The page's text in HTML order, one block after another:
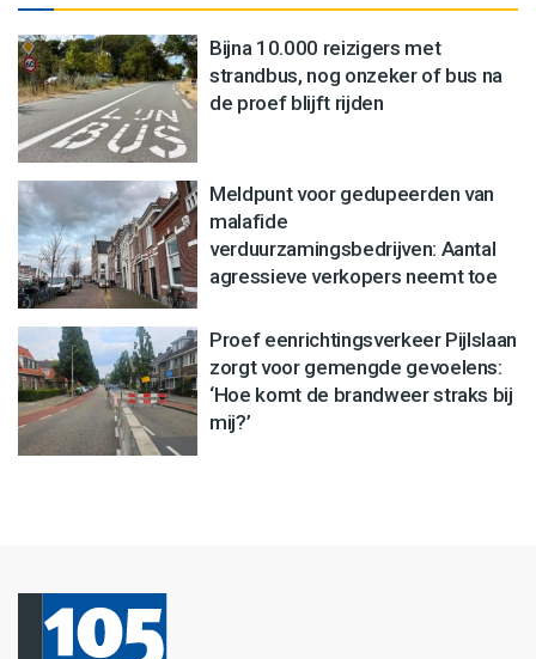
Bijna 10.000 reizigers met
strandbus, nog onzeker of bus na
de proef blijft rijden
Meldpunt voor gedupeerden van
malafide
verduurzamingsbedrijven: Aantal
agressieve verkopers neemt toe
Proef eenrichtingsverkeer Pijlslaan
zorgt voor gemengde gevoelens:
‘Hoe komt de brandweer straks bij
mij?’